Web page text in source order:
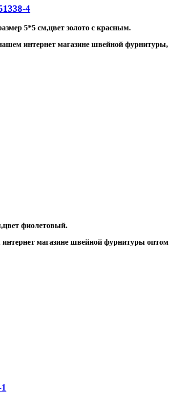
4
5*5 см,цвет золото с красным.
интернет магазине швейной
фиолетовый.
магазине швейной фурнитуры